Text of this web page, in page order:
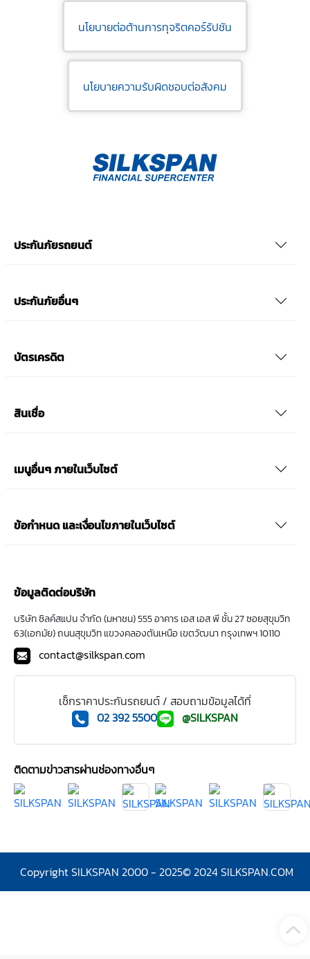
นโยบายต่อต้านการทุจริตคอร์รัปชัน
นโยบายความรับผิดชอบต่อสังคม
ประกันภัยรถยนต์
ประกันภัยอื่นๆ
บัตรเครดิต
สินเชื่อ
เมนูอื่นๆ ภายในเว็บไซต์
ข้อกำหนด และเงื่อนไขภายในเว็บไซต์
ข้อมูลติดต่อบริษัท
บริษัท ซิลค์สแปน จำกัด (มหาชน) 555 อาคาร เอส เอส พี ชั้น 27 ซอยสุขุมวิท
63(เอกมัย) ถนนสุขุมวิท แขวงคลองตันเหนือ เขตวัฒนา กรุงเทพฯ 10110
contact@silkspan.com
เช็กราคาประกันรถยนต์ / สอบถามข้อมูลได้ที่
02 392 5500
@SILKSPAN
ติดตามข่าวสารผ่านช่องทางอื่นๆ
Copyright SILKSPAN 2000 - 2025© 2024 SILKSPAN.COM